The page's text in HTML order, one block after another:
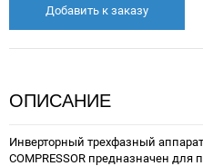
Добавить к заказу
ОПИСАНИЕ
Инверторный трехфазный аппарат
COMPRESSOR предназначен